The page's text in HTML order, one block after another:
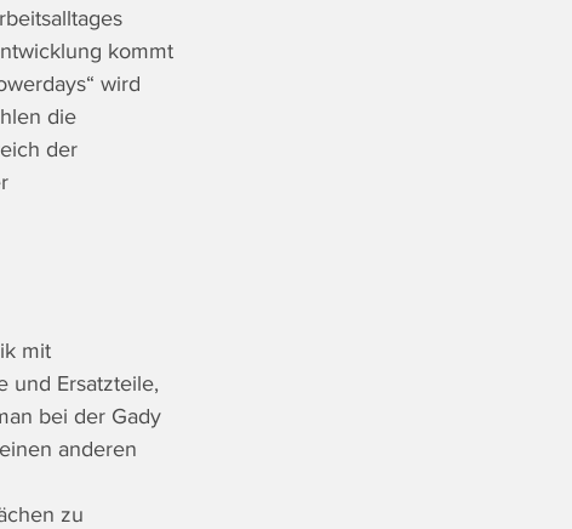
kommt
wird
die
der
mit
und Ersatzteile,
bei der Gady
anderen
zu